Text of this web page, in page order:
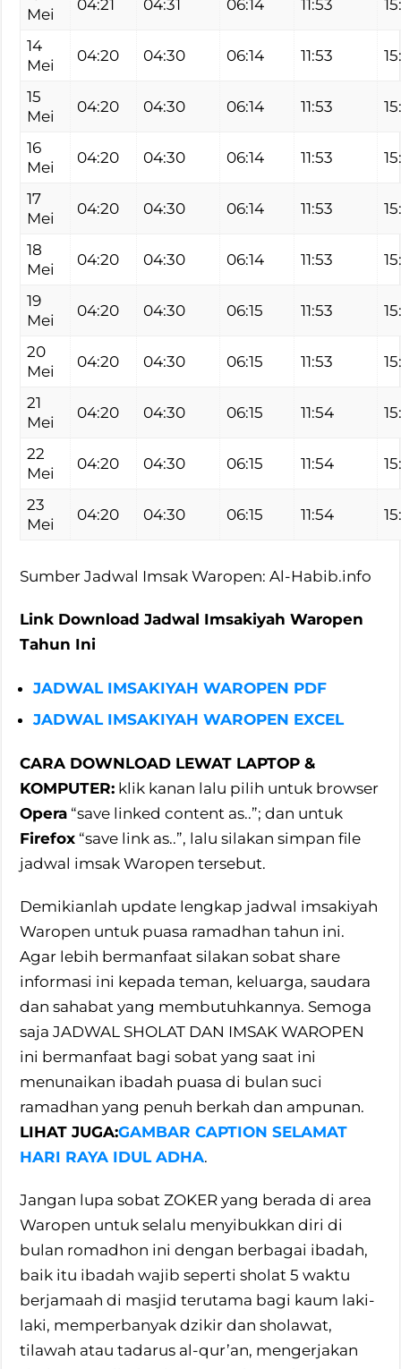
Mei
04:21 04:31 06:14 11:53
14
Mei
04:20 04:30 06:14 11:53
15
Mei
04:20 04:30 06:14 11:53
16
Mei
04:20 04:30 06:14 11:53
17
Mei
04:20 04:30 06:14 11:53
18
Mei
04:20 04:30 06:14 11:53
19
Mei
04:20 04:30 06:15 11:53
20
Mei
04:20 04:30 06:15 11:53
21
Mei
04:20 04:30 06:15 11:54
22
Mei
04:20 04:30 06:15 11:54
23
Mei
04:20 04:30 06:15 11:54
Sumber Jadwal Imsak Waropen: Al-Habib.info
Link Download Jadwal Imsakiyah Waropen
Tahun Ini
JADWAL IMSAKIYAH WAROPEN PDF
JADWAL IMSAKIYAH WAROPEN EXCEL
CARA DOWNLOAD LEWAT LAPTOP &
KOMPUTER: klik kanan lalu pilih untuk browser
Opera “save linked content as..”; dan untuk
Firefox “save link as..”, lalu silakan simpan file
jadwal imsak Waropen tersebut.
Demikianlah update lengkap jadwal imsakiyah
Waropen untuk puasa ramadhan tahun ini.
Agar lebih bermanfaat silakan sobat share
informasi ini kepada teman, keluarga, saudara
dan sahabat yang membutuhkannya. Semoga
saja JADWAL SHOLAT DAN IMSAK WAROPEN
ini bermanfaat bagi sobat yang saat ini
menunaikan ibadah puasa di bulan suci
ramadhan yang penuh berkah dan ampunan.
LIHAT JUGA:GAMBAR CAPTION SELAMAT
HARI RAYA IDUL ADHA.
Jangan lupa sobat ZOKER yang berada di area
Waropen untuk selalu menyibukkan diri di
bulan romadhon ini dengan berbagai ibadah,
baik itu ibadah wajib seperti sholat 5 waktu
berjamaah di masjid terutama bagi kaum laki-
laki, memperbanyak dzikir dan sholawat,
tilawah atau tadarus al-qur’an, mengerjakan